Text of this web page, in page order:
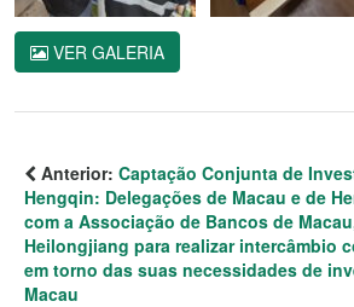
VER GALERIA
Anterior: Captação Conjunta de
Hengqin: Delegações de Macau e de
com a Associação de Bancos de
Heilongjiang para realizar intercâmbio
em torno das suas necessidades de
Macau